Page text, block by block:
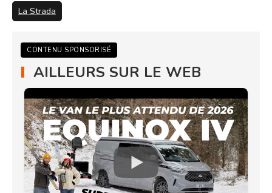
La Strada
CONTENU SPONSORISÉ
AILLEURS SUR LE WEB